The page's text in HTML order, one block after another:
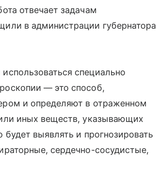
отвечает задачам
в администрации губернатора
специально
— это способ,
и определяют в отраженном
иных веществ, указывающих
выявлять и прогнозировать
сердечно-сосудистые,